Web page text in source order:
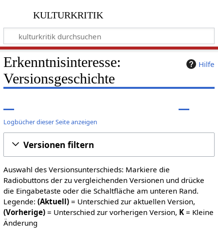
kulturkritik
Hilfe
Erkenntnisinteresse:
Versionsgeschichte
Logbücher dieser Seite anzeigen
Versionen filtern
Auswahl des Versionsunterschieds: Markiere die
Radiobuttons der zu vergleichenden Versionen und drücke
die Eingabetaste oder die Schaltfläche am unteren Rand.
Legende: (Aktuell)= Unterschied zur aktuellen Version,
(Vorherige)= Unterschied zur vorherigen Version, K= Kleine
Änderung